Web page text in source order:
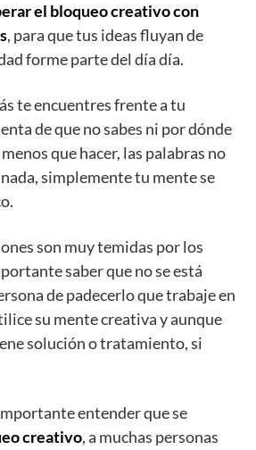
el bloqueo creativo con
, para que tus ideas fluyan de
forme parte del día día.
te encuentres frente a tu
de que no sabes ni por dónde
que hacer, las palabras no
simplemente tu mente se
son muy temidas por los
saber que no se está
de padecerlo que trabaje en
su mente creativa y aunque
solución o tratamiento, si
entender que se
creativo, a muchas personas